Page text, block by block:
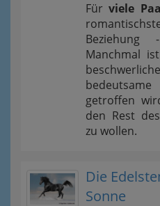
Fürviele
Manchmal
getroffen
den Rest
zu wollen.
Die
Sonne